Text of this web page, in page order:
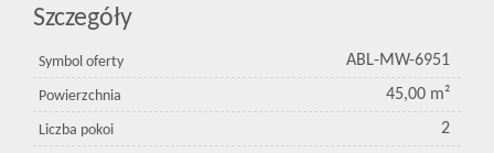
Szczegóły
Symbol oferty ABL-MW-6951
Powierzchnia 45,00 m²
Liczba pokoi 2